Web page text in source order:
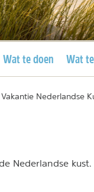
Wat te doen Wat
Vakantie Nederlandse
Nederlandse